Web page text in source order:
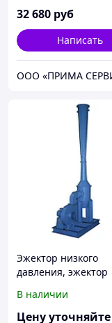
32 680 руб
Написать
ООО «ПРИМА
Эжектор низкого
давления, эжектор
В наличии
Цену уточняйте